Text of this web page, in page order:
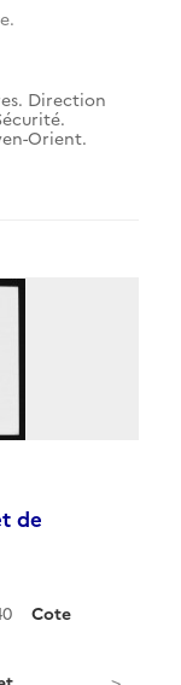
Direction
Orient.
de
Cote